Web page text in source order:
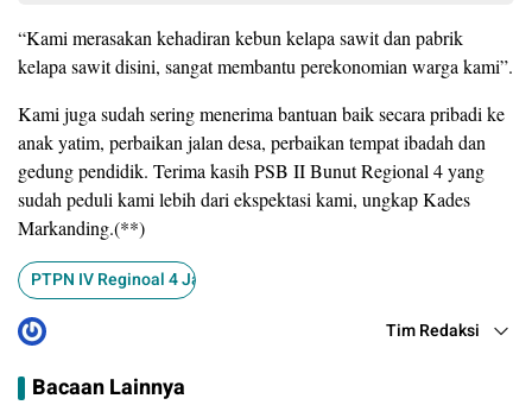
“Kami merasakan kehadiran kebun kelapa sawit dan pabrik
kelapa sawit disini, sangat membantu perekonomian warga kami”.
Kami juga sudah sering menerima bantuan baik secara pribadi ke
anak yatim, perbaikan jalan desa, perbaikan tempat ibadah dan
gedung pendidik. Terima kasih PSB II Bunut Regional 4 yang
sudah peduli kami lebih dari ekspektasi kami, ungkap Kades
Markanding.(**)
PTPN IV Reginoal 4 Jambi
Tim Redaksi
Bacaan Lainnya